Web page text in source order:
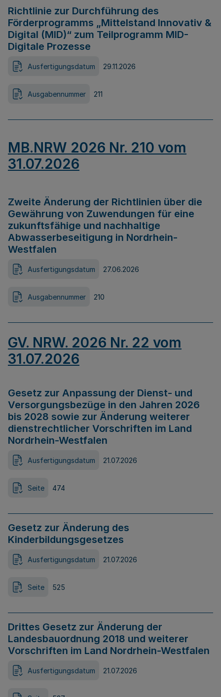
Richtlinie zur Durchführung des
Förderprogramms „Mittelstand Innovativ &
Digital (MID)“ zum Teilprogramm MID-
Digitale Prozesse
Ausfertigungsdatum 29.11.2026
Ausgabennummer 211
MB.NRW 2026 Nr. 210 vom
31.07.2026
Zweite Änderung der Richtlinien über die
Gewährung von Zuwendungen für eine
zukunftsfähige und nachhaltige
Abwasserbeseitigung in Nordrhein-
Westfalen
Ausfertigungsdatum 27.06.2026
Ausgabennummer 210
GV. NRW. 2026 Nr. 22 vom
31.07.2026
Gesetz zur Anpassung der Dienst- und
Versorgungsbezüge in den Jahren 2026
bis 2028 sowie zur Änderung weiterer
dienstrechtlicher Vorschriften im Land
Nordrhein-Westfalen
Ausfertigungsdatum 21.07.2026
Seite 474
Gesetz zur Änderung des
Kinderbildungsgesetzes
Ausfertigungsdatum 21.07.2026
Seite 525
Drittes Gesetz zur Änderung der
Landesbauordnung 2018 und weiterer
Vorschriften im Land Nordrhein-Westfalen
Ausfertigungsdatum 21.07.2026